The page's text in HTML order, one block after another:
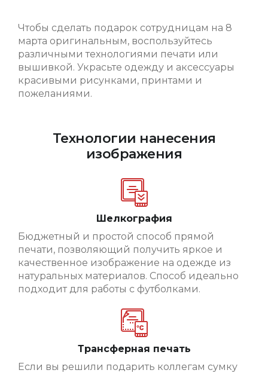
Чтобы сделать подарок сотрудницам на 8
марта оригинальным, воспользуйтесь
различными технологиями печати или
вышивкой. Украсьте одежду и аксессуары
красивыми рисунками, принтами и
пожеланиями.
Технологии нанесения
изображения
Шелкография
Бюджетный и простой способ прямой
печати, позволяющий получить яркое и
качественное изображение на одежде из
натуральных материалов. Способ идеально
подходит для работы с футболками.
Трансферная печать
Если вы решили подарить коллегам сумку